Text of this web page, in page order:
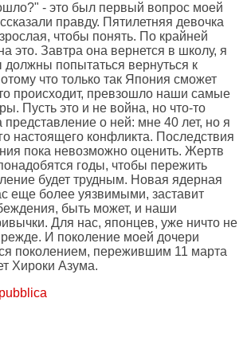
- это был первый вопрос моей
правду. Пятилетняя девочка
чтобы понять. По крайней
это. Завтра она вернется в школу, я
попытаться вернуться к
что только так Япония сможет
происходит, превзошло наши самые
Пусть это и не война, но что-то
о ней: мне 40 лет, но я
настоящего конфликта. Последствия
пока невозможно оценить. Жертв
годы, чтобы пережить
будет трудным. Новая ядерная
еще более уязвимыми, заставит
быть может, и наши
Для нас, японцев, уже ничто не
И поколение моей дочери
поколением, пережившим 11 марта
Хироки Азума.